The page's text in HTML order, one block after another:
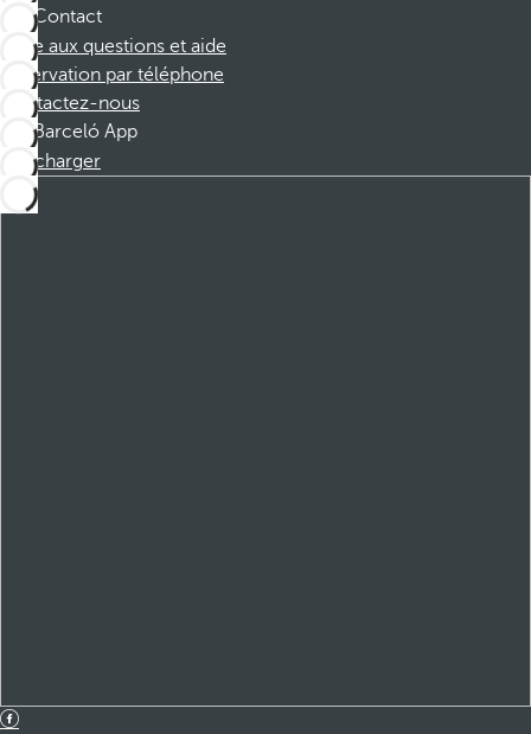
Contact
Foire aux questions et aide
Réservation par téléphone
Contactez-nous
Barceló App
Télécharger